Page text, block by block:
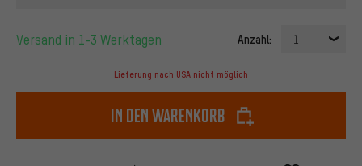
Versand in 1-3 Werktagen Anzahl: 1
Lieferung nach USA nicht möglich
In den Warenkorb